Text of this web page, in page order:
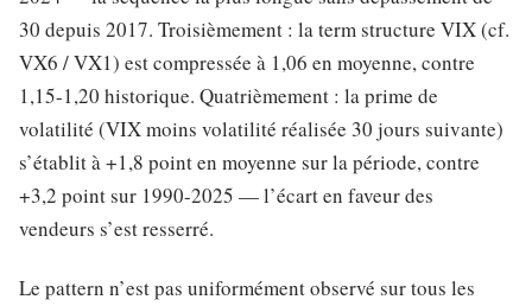
30 depuis 2017. Troisièmement : la term structure VIX (cf.
VX6 / VX1) est compressée à 1,06 en moyenne, contre
1,15-1,20 historique. Quatrièmement : la prime de
volatilité (VIX moins volatilité réalisée 30 jours suivante)
s’établit à +1,8 point en moyenne sur la période, contre
+3,2 point sur 1990-2025 — l’écart en faveur des
vendeurs s’est resserré.
Le pattern n’est pas uniformément observé sur tous les